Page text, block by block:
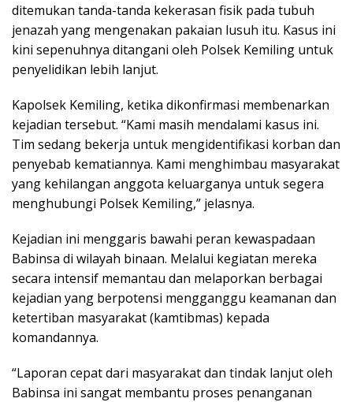
ditemukan tanda-tanda kekerasan fisik pada tubuh
jenazah yang mengenakan pakaian lusuh itu. Kasus ini
kini sepenuhnya ditangani oleh Polsek Kemiling untuk
penyelidikan lebih lanjut.
Kapolsek Kemiling, ketika dikonfirmasi membenarkan
kejadian tersebut. “Kami masih mendalami kasus ini.
Tim sedang bekerja untuk mengidentifikasi korban dan
penyebab kematiannya. Kami menghimbau masyarakat
yang kehilangan anggota keluarganya untuk segera
menghubungi Polsek Kemiling,” jelasnya.
Kejadian ini menggaris bawahi peran kewaspadaan
Babinsa di wilayah binaan. Melalui kegiatan mereka
secara intensif memantau dan melaporkan berbagai
kejadian yang berpotensi mengganggu keamanan dan
ketertiban masyarakat (kamtibmas) kepada
komandannya.
“Laporan cepat dari masyarakat dan tindak lanjut oleh
Babinsa ini sangat membantu proses penanganan